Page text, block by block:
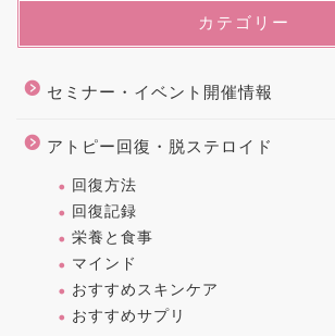
カテゴリー
セミナー・イベント開催情報
アトピー回復・脱ステロイド
回復方法
回復記録
栄養と食事
マインド
おすすめスキンケア
おすすめサプリ